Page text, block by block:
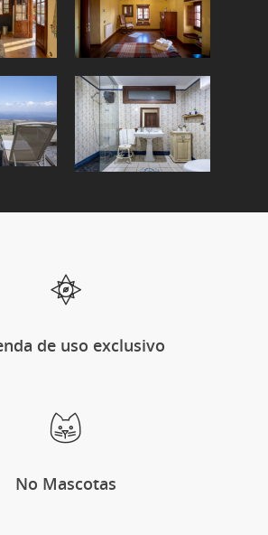
de uso exclusivo
No Mascotas